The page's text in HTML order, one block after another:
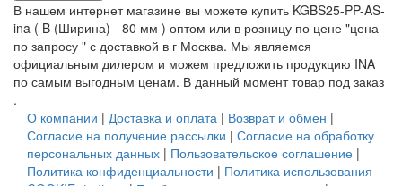
В нашем интернет магазине вы можете купить KGBS25-PP-AS-
ina ( B (Ширина) - 80 мм ) оптом или в розницу по цене "цена
по запросу " с доставкой в г Москва. Мы являемся
официальным дилером и можем предложить продукцию INA
по самым выгодным ценам. В данный момент товар под заказ
.
О компании | Доставка и оплата | Возврат и обмен |
Согласие на получение рассылки | Согласие на обработку
персональных данных | Пользовательское соглашение |
Политика конфиденциальности | Политика использования